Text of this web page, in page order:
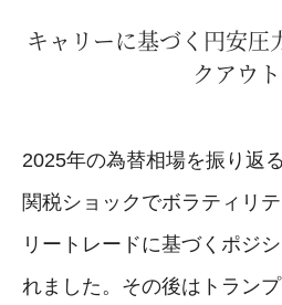
キャリーに基づく円安圧
クアウ
2025年の為替相場を振り返
関税ショックでボラティリ
リートレードに基づくポジ
れました。その後はトラン